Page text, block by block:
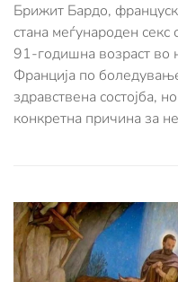
Брижит Бардо,
стана меѓународен
91-годишна возраст во
Франција по
здравствена состојба,
конкретна причина за